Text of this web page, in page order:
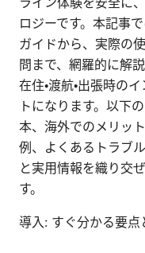
ロジーです。本記事
ガイドから、実際の
問まで、網羅的に解
在住・渡航・出張時の
トになります。以下
本、海外でのメリッ
例、よくあるトラブ
と実用情報を織り交
す。
導入: すぐ分かる要点